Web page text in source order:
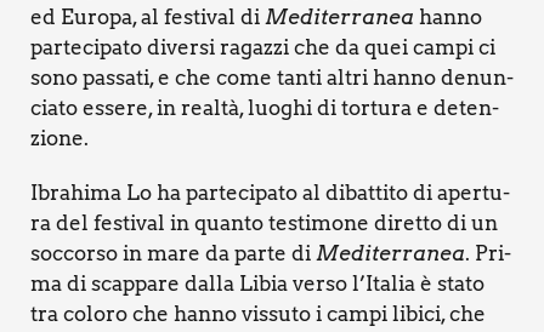
ed Euro­pa, al festi­val di Medi­ter­ra­nea han­no
par­te­ci­pa­to diver­si ragaz­zi che da quei cam­pi ci
sono pas­sa­ti, e che come tan­ti altri han­no denun­
cia­to esse­re, in real­tà, luo­ghi di tor­tu­ra e deten­
zio­ne.
Ibra­hi­ma Lo ha par­te­ci­pa­to al dibat­ti­to di aper­tu­
ra del festi­val in quan­to testi­mo­ne diret­to di un
soc­cor­so in mare da par­te di Medi­ter­ra­nea. Pri­
ma di scap­pa­re dal­la Libia ver­so l’Italia è sta­to
tra colo­ro che han­no vis­su­to i cam­pi libi­ci, che